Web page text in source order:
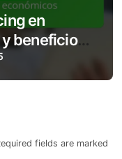
en
beneficios
fields are marked